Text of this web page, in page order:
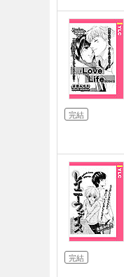
完結
完結